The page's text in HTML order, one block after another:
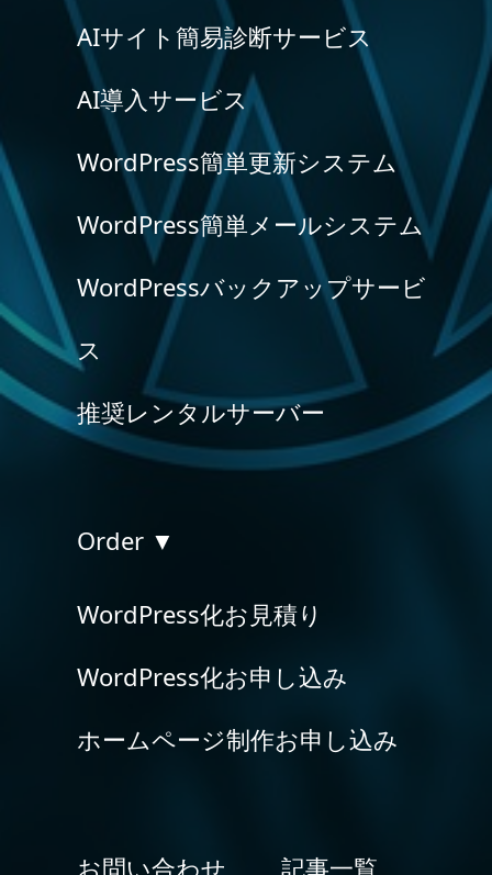
AIサイト簡易診断サービス
AI導入サービス
WordPress簡単更新システム
WordPress簡単メールシステム
WordPressバックアップサービ
ス
推奨レンタルサーバー
Order ▼
WordPress化お見積り
WordPress化お申し込み
ホームページ制作お申し込み
お問い合わせ 記事一覧